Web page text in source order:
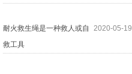
2020-05-19
耐火救生绳是一种救人或自
救工具